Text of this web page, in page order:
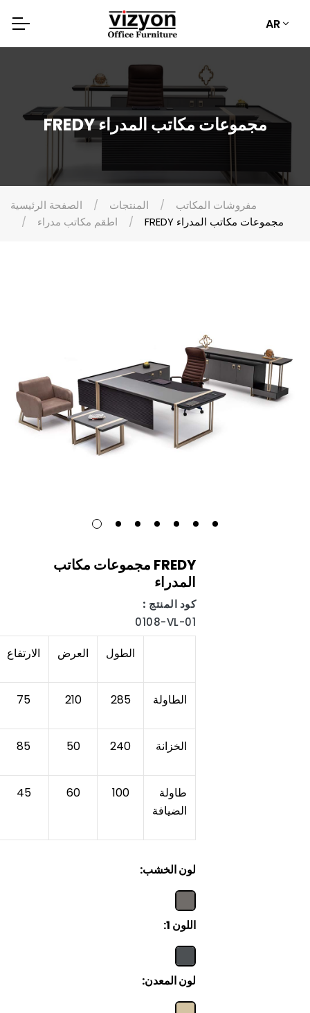
AR
FREDY مجموعات مكاتب المدراء
الصفحة الرئيسية المنتجات
مفروشات المكاتب
اطقم مكاتب مدراء
FREDY مجموعات مكاتب المدراء
FREDY مجموعات مكاتب
المدراء
كود المنتج :
0108-VL-01
الارتفاع العرض الطول
75 210 285 الطاولة
85 50 240 الخزانة
45 60 100
طاولة
الضيافة
لون الخشب:
اللون 1:
لون المعدن: